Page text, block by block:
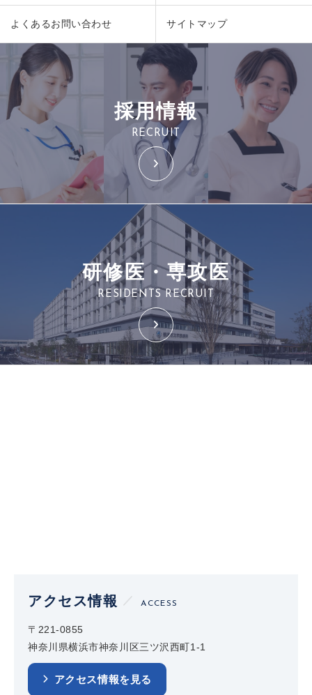
よくあるお問い合わせ サイトマップ
採用情報
RECRUIT
研修医・専攻医
RESIDENTS RECRUIT
アクセス情報 ACCESS
〒221-0855
神奈川県横浜市神奈川区三ツ沢西町1-1
アクセス情報を見る